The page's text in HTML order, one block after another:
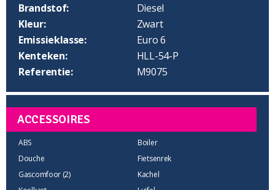
Brandstof:
Diesel
Kleur:
Zwart
Emissieklasse:
Euro 6
Kenteken:
HLL-54-P
Referentie:
M9075
ACCESSOIRES
ABS
Boiler
Douche
Fietsenrek
Gascomfoor (2)
Kachel